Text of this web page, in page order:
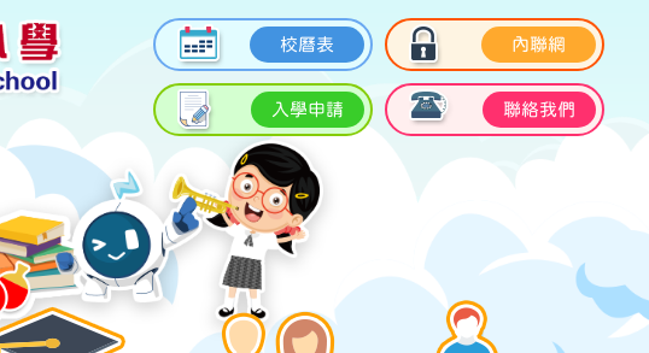
校曆表 內聯網
入學申請 聯絡我們